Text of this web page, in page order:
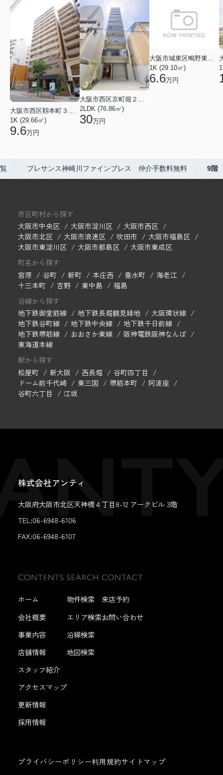
大阪市西区靱本町３丁目
1K (29.66㎡)
9.6万円
2LDK (76.86㎡)
30万円
大阪市城東区鴫野東３丁目
1K (29.10㎡)
6.6万円
プレサンス神崎川ファインブレス 仲介手数料無料 9階
市区町村から探す
大阪市中央区
大阪市淀川区
大阪市西区
大阪市北区
大阪市浪速区 吹田市
大阪市福島区
大阪市東淀川区
大阪市都島区
大阪市東成区
町名から探す
宮原
谷町 新町 本庄西 垂水町
海老江
十三本町
吉野 東中島
福島
沿線から探す
地下鉄御堂筋線
地下鉄長堀鶴見緑地
大阪環状線
地下鉄谷町線
地下鉄中央線
地下鉄千日前線
地下鉄堺筋線
おおさか東線
阪神電鉄阪神なんば
東海道本線
駅から探す
松屋町
新大阪 西長堀
谷町四丁目
ドーム前千代崎
東三国 堺筋本町
阿波座
谷町六丁目
江坂
株式会社アンティ
大阪府大阪市北区天神橋４丁目8-12 アークビル 3階
TEL:06-6948-6106
FAX:06-6948-6107
ホーム
会社概要
事業内容
店舗情報
スタッフ紹介
アクセスマップ
更新情報
採用情報
物件検索
エリア検索
沿線検索
地図検索
来店予約
お問い合わせ
プライバシーポリシー利用規約サイトマップ